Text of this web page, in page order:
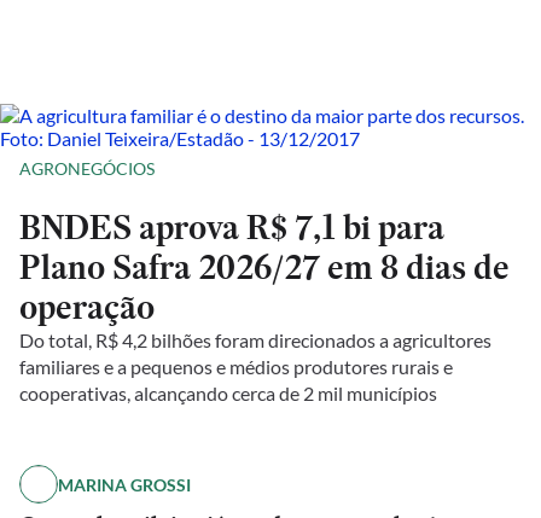
AGRONEGÓCIOS
BNDES aprova R$ 7,1 bi para
Plano Safra 2026/27 em 8 dias de
operação
Do total, R$ 4,2 bilhões foram direcionados a agricultores
familiares e a pequenos e médios produtores rurais e
cooperativas, alcançando cerca de 2 mil municípios
MARINA GROSSI